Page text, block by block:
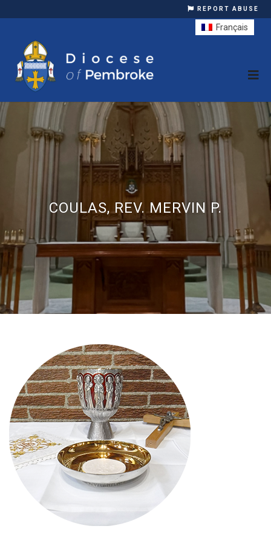
REPORT ABUSE
COULAS, REV. MERVIN P.
Français